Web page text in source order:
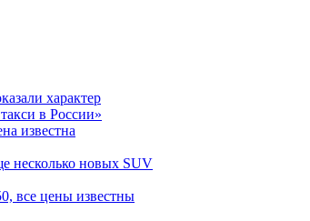
характер
в России»
известна
несколько новых SUV
все цены известны